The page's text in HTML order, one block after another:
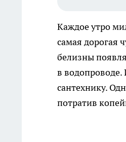
Каждое утро
самая дорогая
белизны
в водопроводе.
сантехнику.
потратив